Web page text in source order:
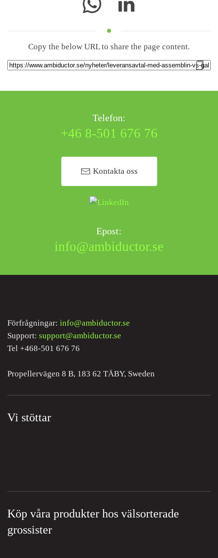
Copy the below URL to share the page content.
Telefon:
+46 8-501 676 76
Kontakta oss
Epost:
info@ambiductor.se
Förfrågningar: info@ambiductor.se
Support: support@ambiductor.se
Tel +468-501 676 76
Propellervägen 8 B, 183 62 TÄBY, Sweden
Vi stöttar
Köp våra produkter hos välsorterade
grossister